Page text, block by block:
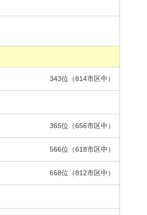
343位（814市区中）
365位（656市区中）
566位（618市区中）
658位（812市区中）